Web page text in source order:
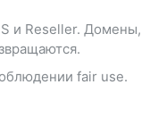
и Reseller. Домены,
fair use.